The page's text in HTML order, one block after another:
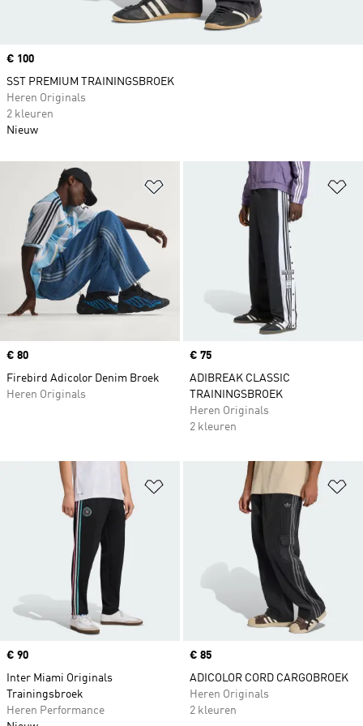
Op verlanglijst zetten
Price
€ 80
Firebird Adicolor Denim Broek
Heren Originals
Price
€ 75
ADIBREAK CLASSIC
TRAININGSBROEK
Heren Originals
2 kleuren
Op verlanglijst zetten
Price
€ 90
Inter Miami Originals
Trainingsbroek
Heren Performance
Price
€ 85
ADICOLOR CORD CARGOBROEK
Heren Originals
2 kleuren
Price
€ 100
SST PREMIUM TRAININGSBROEK
Heren Originals
2 kleuren
Nieuw